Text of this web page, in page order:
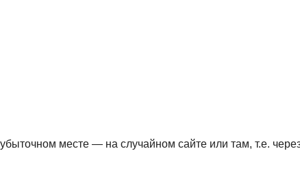
месте — на случайном сайте или там, т.е.